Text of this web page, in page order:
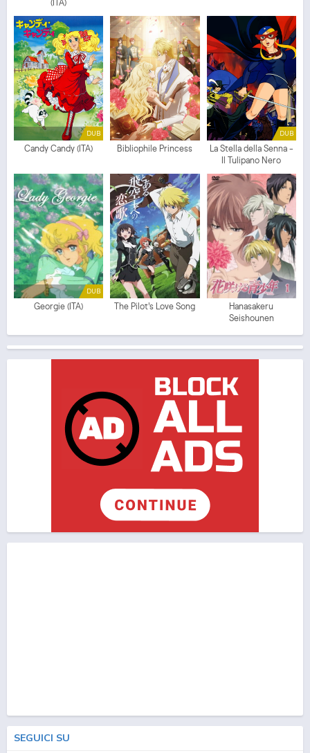
(ITA)
DUB
Candy Candy (ITA) Bibliophile Princess
DUB
La Stella della Senna -
Il Tulipano Nero
DUB
Georgie (ITA) The Pilot's Love Song
Hanasakeru
Seishounen
SEGUICI SU